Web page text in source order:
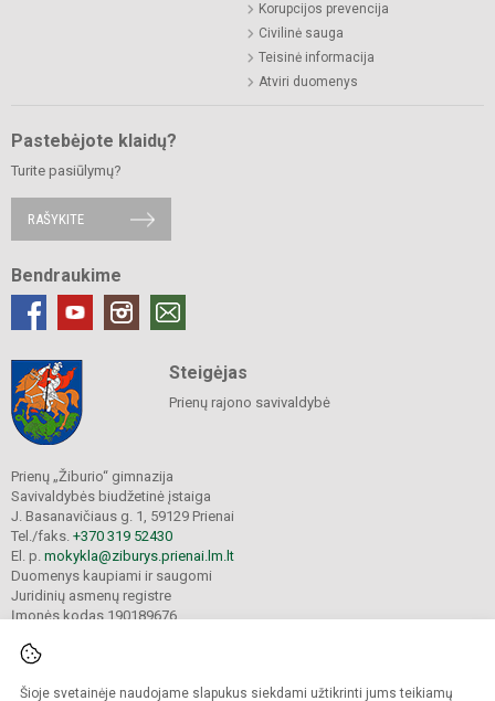
Šioje svetainėje naudojame slapukus siekdami užtikrinti jums teikiamų
Korupcijos prevencija
Civilinė sauga
Teisinė informacija
Atviri duomenys
Pastebėjote klaidų?
Turite pasiūlymų?
RAŠYKITE
Bendraukime
Steigėjas
Prienų rajono savivaldybė
Prienų „Žiburio“ gimnazija
Savivaldybės biudžetinė įstaiga
J. Basanavičiaus g. 1, 59129 Prienai
Tel./faks. +370 319 52430
El. p. mokykla@ziburys.prienai.lm.lt
Duomenys kaupiami ir saugomi
Juridinių asmenų registre
Įmonės kodas 190189676
© 2023 Prienų "Žiburio" gimnazija. Visos teisės saugomos.